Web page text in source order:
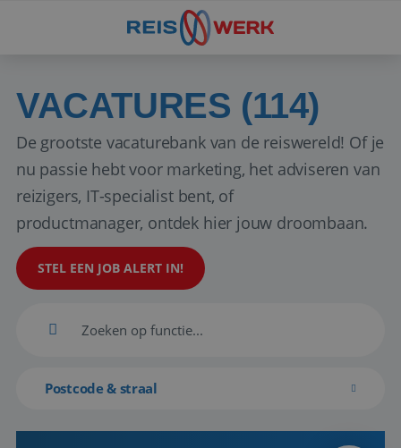
VACATURES (114)
De grootste vacaturebank van de reiswereld! Of je
nu passie hebt voor marketing, het adviseren van
reizigers, IT-specialist bent, of
productmanager, ontdek hier jouw droombaan.
STEL EEN JOB ALERT IN!
Postcode & straal